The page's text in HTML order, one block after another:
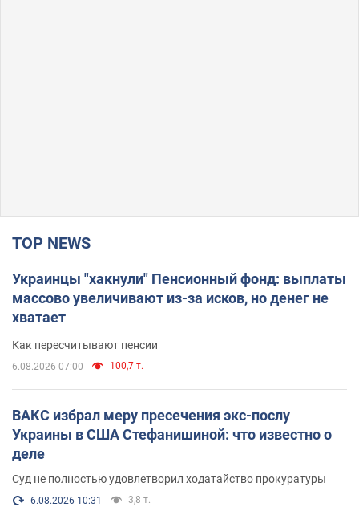
TOP NEWS
Украинцы "хакнули" Пенсионный фонд: выплаты
массово увеличивают из-за исков, но денег не
хватает
Как пересчитывают пенсии
6.08.2026 07:00 100,7 т.
ВАКС избрал меру пресечения экс-послу
Украины в США Стефанишиной: что известно о
деле
Суд не полностью удовлетворил ходатайство прокуратуры
6.08.2026 10:31 3,8 т.